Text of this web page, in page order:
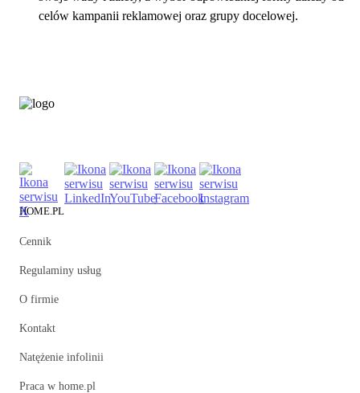
celów kampanii reklamowej oraz grupy docelowej.
HOME.PL
Cennik
Regulaminy usług
O firmie
Kontakt
Natężenie infolinii
Praca w home.pl